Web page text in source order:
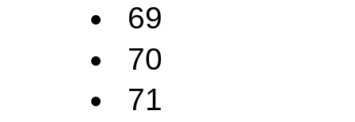
69
70
71